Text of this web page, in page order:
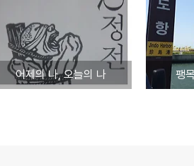
어제의 나, 오늘의 나 팽